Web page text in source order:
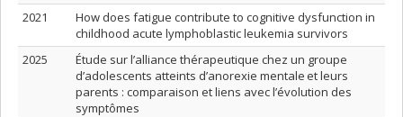
2021
How does fatigue contribute to cognitive dysfunction in
childhood acute lymphoblastic leukemia survivors
2025
Étude sur l’alliance thérapeutique chez un groupe
d’adolescents atteints d’anorexie mentale et leurs
parents : comparaison et liens avec l’évolution des
symptômes